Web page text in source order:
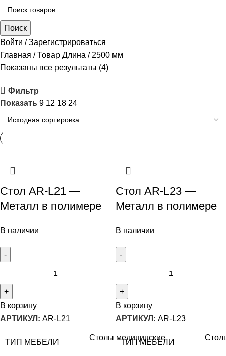
Поиск
Войти / Зарегистрироваться
Главная
Товар Длина
2500 мм
Показаны все результаты (4)
Фильтр
Показать 9 12 18 24
Стол AR-L21 —
Металл в полимере
В наличии
В корзину
АРТИКУЛ: AR-L21
ТИП МЕБЕЛИ
Столы медицинские
Стол AR-L23 —
Металл в полимере
В наличии
В корзину
АРТИКУЛ: AR-L23
ТИП МЕБЕЛИ